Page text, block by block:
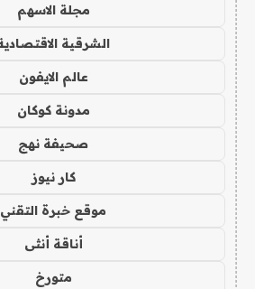
مجلة الاسهم
الشرقية
عالم الايفون
مدونة كوكان
صحيفة نهج
كار نيوز
موقع خبرة التقني
أناقة أنثى
متورخ